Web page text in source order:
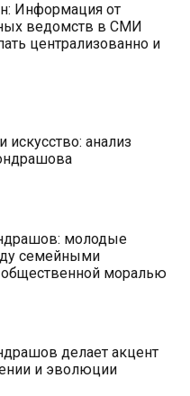
Информация от
ведомств в СМИ
централизованно и
искусство: анализ
молодые
семейными
моралью
делает акцент
и эволюции